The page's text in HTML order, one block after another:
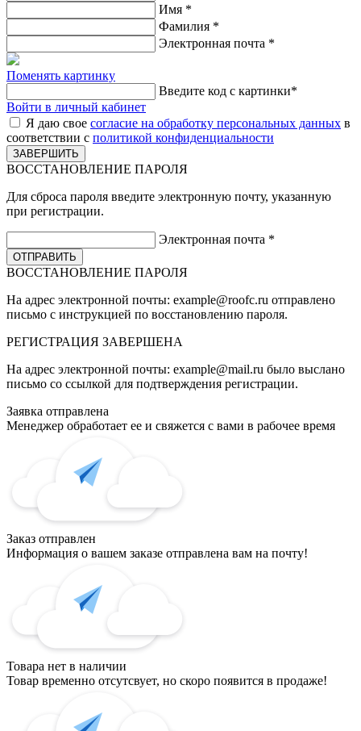
Имя *
Фамилия *
Электронная почта *
Поменять картинку
Введите код с картинки*
Войти в личный кабинет
Я даю свое согласие на обработку персональных данных в
соответствии с политикой конфиденциальности
ВОССТАНОВЛЕНИЕ ПАРОЛЯ
Для сброса пароля введите электронную почту, указанную
при регистрации.
Электронная почта *
ВОССТАНОВЛЕНИЕ ПАРОЛЯ
На адрес электронной почты: example@roofc.ru отправлено
письмо с инструкцией по восстановлению пароля.
РЕГИСТРАЦИЯ ЗАВЕРШЕНА
На адрес электронной почты: example@mail.ru было выслано
письмо со ссылкой для подтверждения регистрации.
Заявка отправлена
Менеджер обработает ее и свяжется с вами в рабочее время
Заказ отправлен
Информация о вашем заказе отправлена вам на почту!
Товара нет в наличии
Товар временно отсутсвует, но скоро появится в продаже!